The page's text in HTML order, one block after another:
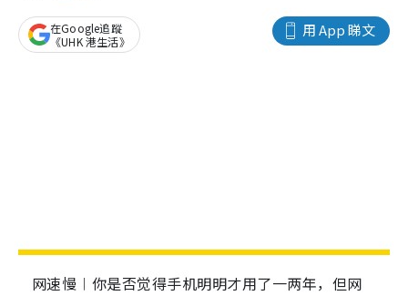
用 App 睇文
在Google追蹤
《UHK 港生活》
网速慢︱你是否觉得手机明明才用了一两年，但网